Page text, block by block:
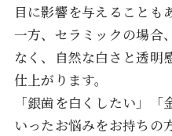
目に影響を与えることも
一方、セラミックの場合
なく、自然な白さと透明
仕上がります。
「銀歯を白くしたい」
いったお悩みをお持ちの